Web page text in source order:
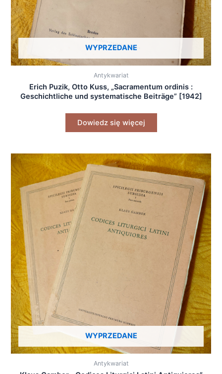
WYPRZEDANE
Antykwariat
Erich Puzik, Otto Kuss, „Sacramentum ordinis :
Geschichtliche und systematische Beiträge” [1942]
Dowiedz się więcej
WYPRZEDANE
Antykwariat